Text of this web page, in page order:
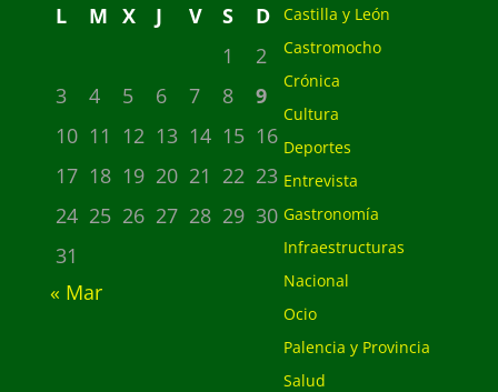
L M X J V S
D
1
2
3
4 5 6 7 8
9
10 11 12 13 14 15 16
17 18 19 20 21 22 23
24 25 26 27 28 29 30
31
« Mar
Castilla y León
Castromocho
Crónica
Cultura
Deportes
Entrevista
Gastronomía
Infraestructuras
Nacional
Ocio
Palencia y Provincia
Salud